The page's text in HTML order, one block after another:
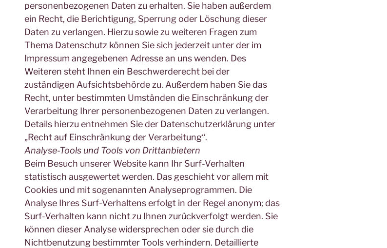
personenbezogenen Daten zu erhalten. Sie haben außerdem
ein Recht, die Berichtigung, Sperrung oder Löschung dieser
Daten zu verlangen. Hierzu sowie zu weiteren Fragen zum
Thema Datenschutz können Sie sich jederzeit unter der im
Impressum angegebenen Adresse an uns wenden. Des
Weiteren steht Ihnen ein Beschwerderecht bei der
zuständigen Aufsichtsbehörde zu. Außerdem haben Sie das
Recht, unter bestimmten Umständen die Einschränkung der
Verarbeitung Ihrer personenbezogenen Daten zu verlangen.
Details hierzu entnehmen Sie der Datenschutzerklärung unter
„Recht auf Einschränkung der Verarbeitung“.
Analyse-Tools und Tools von Drittanbietern
Beim Besuch unserer Website kann Ihr Surf-Verhalten
statistisch ausgewertet werden. Das geschieht vor allem mit
Cookies und mit sogenannten Analyseprogrammen. Die
Analyse Ihres Surf-Verhaltens erfolgt in der Regel anonym; das
Surf-Verhalten kann nicht zu Ihnen zurückverfolgt werden. Sie
können dieser Analyse widersprechen oder sie durch die
Nichtbenutzung bestimmter Tools verhindern. Detaillierte